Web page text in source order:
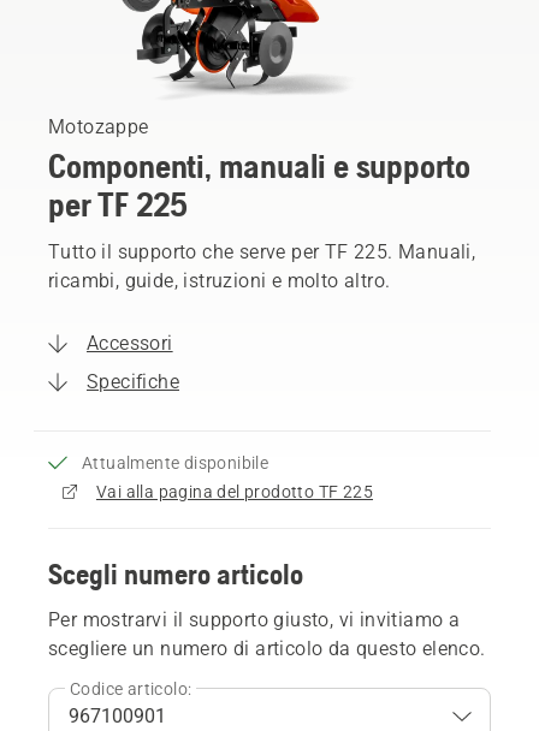
Motozappe
Componenti, manuali e supporto
per TF 225
Tutto il supporto che serve per TF 225. Manuali,
ricambi, guide, istruzioni e molto altro.
Accessori
Specifiche
Attualmente disponibile
Vai alla pagina del prodotto TF 225
Scegli numero articolo
Per mostrarvi il supporto giusto, vi invitiamo a
scegliere un numero di articolo da questo elenco.
Codice articolo: